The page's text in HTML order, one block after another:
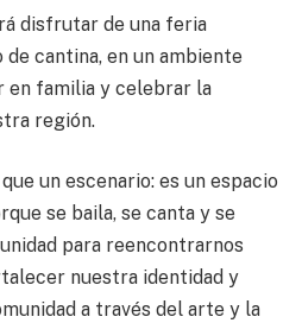
disfrutar de una feria
cantina, en un ambiente
en familia y celebrar la
región.
un escenario: es un espacio
se baila, se canta y se
para reencontrarnos
nuestra identidad y
a través del arte y la